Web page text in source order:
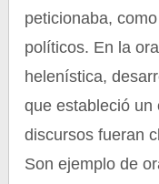
peticionaba,
políticos. En la
helenística,
que estableció un
discursos fueran
Son ejemplo de